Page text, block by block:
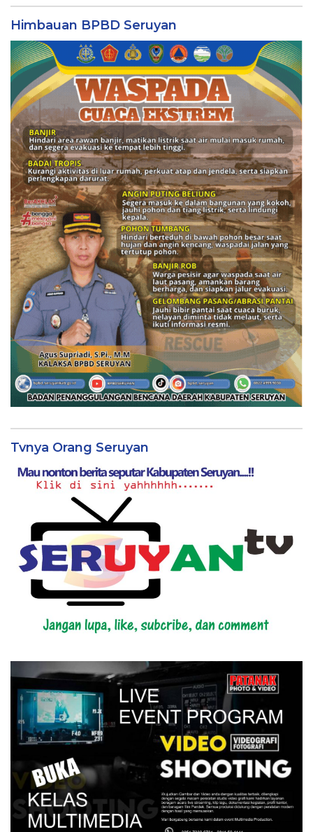
Himbauan BPBD Seruyan
Tvnya Orang Seruyan